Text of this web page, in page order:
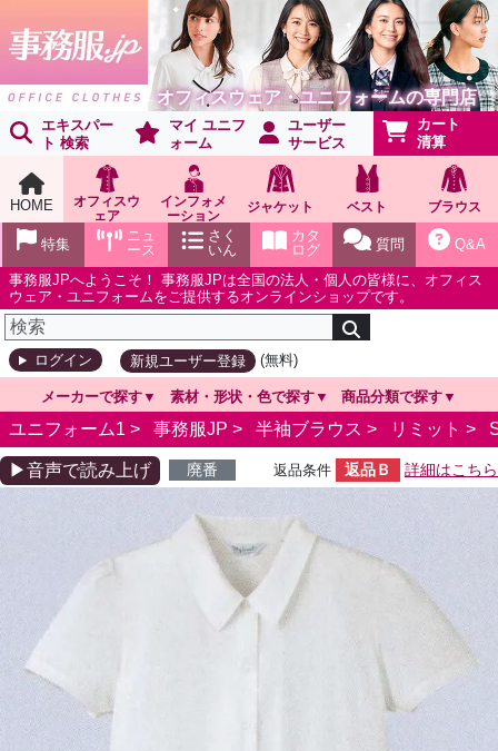
オフィスウェア・ユニフォームの専門店
エキスパー
ト 検索
マイ ユニフ
ォーム
ユーザー
サービス
カート
清算
HOME
オフィスウ
ェア
インフォメ
ーション
ショールー
ム
ジャケット ベスト ブラウス
Q&A
質問
カタ
ログ
さく
いん
ニュ
ース
特集
事務服JPへようこそ！ 事務服JPは全国の法人・個人の皆様に、オフィス
ウェア・ユニフォームをご提供するオンラインショップです。
ログイン 新規ユーザー登録 (無料)
メーカーで探す 素材・形状・色で探す 商品分類で探す
ユニフォーム1 > 事務服JP > 半袖ブラウス > リミット >
▶音声で読み上げ 廃番 返品条件 返品Ｂ 詳細はこちら